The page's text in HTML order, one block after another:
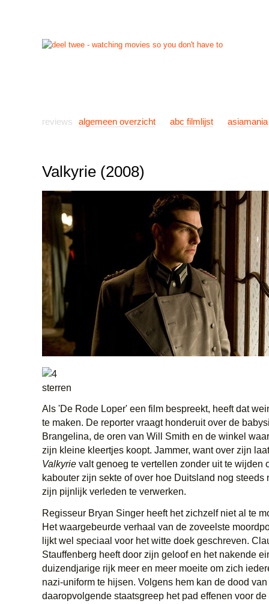
reviews algemeen overzicht abc filmlijst asiamania
Valkyrie (2008)
Als 'De Rode Loper' een film bespreekt, heeft dat
te maken. De reporter vraagt honderuit over de
Brangelina, de oren van Will Smith en de winkel
zijn kleine kleertjes koopt. Jammer, want over zijn
Valkyrie valt genoeg te vertellen zonder uit te wijden
kabouter zijn sekte of over hoe Duitsland nog steeds
zijn pijnlijk verleden te verwerken.
Regisseur Bryan Singer heeft het zichzelf niet al te
Het waargebeurde verhaal van de zoveelste
lijkt wel speciaal voor het witte doek geschreven.
Stauffenberg heeft door zijn geloof en het nakende
duizendjarige rijk meer en meer moeite om zich
nazi-uniform te hijsen. Volgens hem kan de dood
daaropvolgende staatsgreep het pad effenen voor